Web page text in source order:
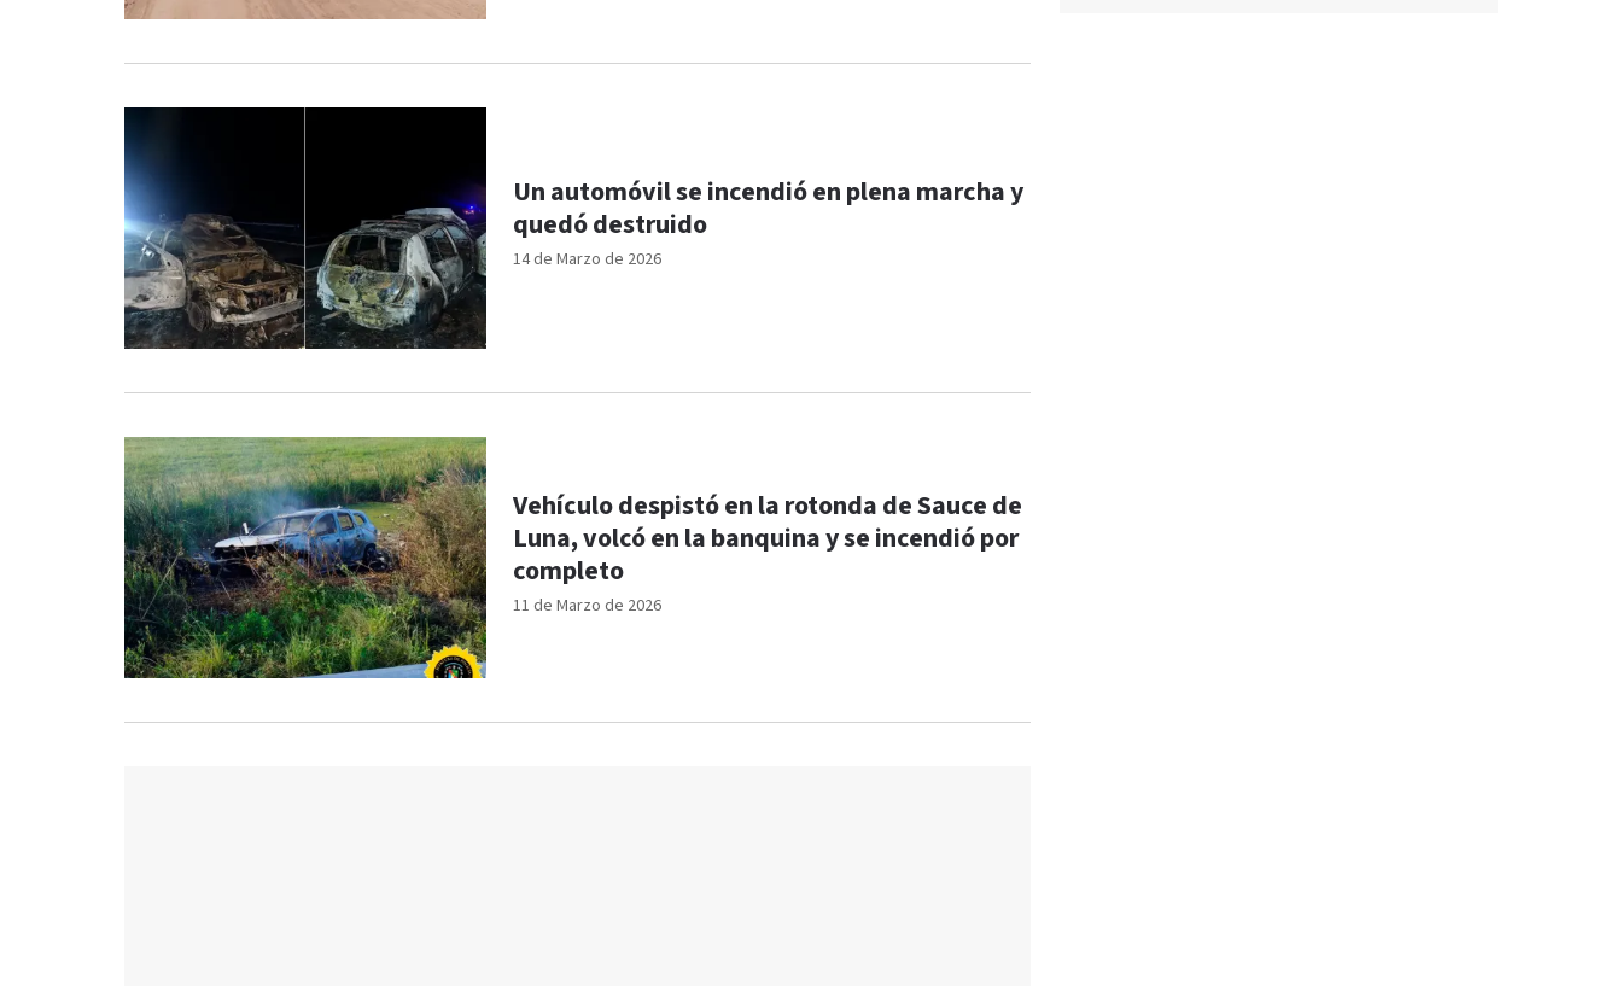
14 de Marzo de 2026
Un automóvil se incendió en plena marcha y
quedó destruido
11 de Marzo de 2026
Vehículo despistó en la rotonda de Sauce de
Luna, volcó en la banquina y se incendió por
completo